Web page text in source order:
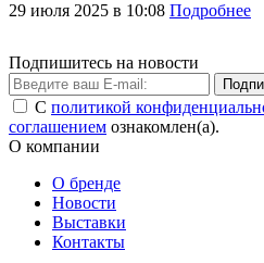
29 июля 2025 в 10:08 Подробнее
Подпишитесь на новости
С политикой
соглашением ознакомлен(а).
О компании
О бренде
Новости
Выставки
Контакты